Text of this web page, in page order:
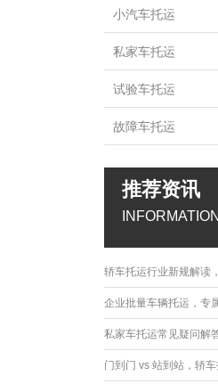
小汽车托运
私家车托运
试验车托运
故障车托运
推荐资讯
INFORMATION
轿车托运行业新规解读
全规范
企业批量车辆托运，专
优势
私家车托运常见疑问解
次性解决
门到门 vs 站到站，轿